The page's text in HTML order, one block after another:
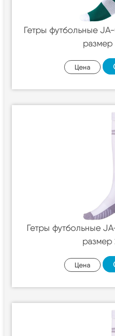
Гетры футбольные
Цена
Гетры футбольные
Цена